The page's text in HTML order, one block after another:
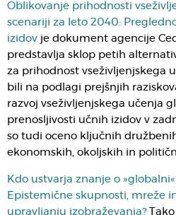
Oblikovanje prihodnosti
scenariji za leto 2040:
izidov je dokument agencije
predstavlja sklop petih
za prihodnost vseživljenjskega
bili na podlagi prejšnjih
razvoj vseživljenjskega učenja
prenosljivosti učnih izidov v
so tudi oceno ključnih
ekonomskih, okoljskih in
Kdo ustvarja znanje o
Epistemične skupnosti, mreže
upravljanju izobraževanja?Tako